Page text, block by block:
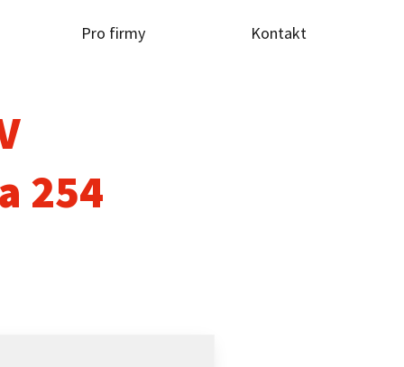
Pro firmy Kontakt
254